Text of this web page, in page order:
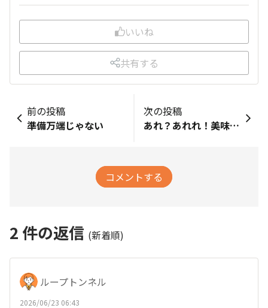
いいね
共有する
前の投稿
準備万端じゃない
次の投稿
あれ？あれれ！美味しくなってる!!!
コメントする
2 件の返信 (新着順)
ループトンネル
2026/06/23 06:43